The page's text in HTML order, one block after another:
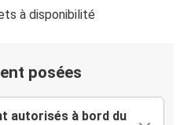
à disponibilité
posées
autorisés à bord du